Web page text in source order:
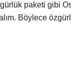
paketi gibi
Böylece